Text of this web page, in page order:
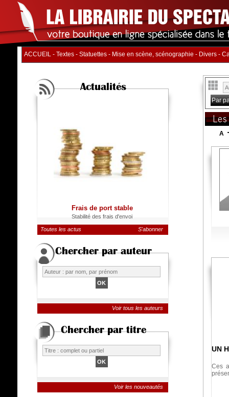
ACCUEIL - Textes - Statuettes - Mise en scène, scénographie - Divers -
Actualités
Frais de port stable
Stabilité des frais d'envoi
Toutes les actus S'abonner
Chercher par auteur
Voir tous les auteurs
Chercher par titre
Voir les nouveautés
Par
A
UN
Ces